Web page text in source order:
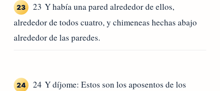
23
23 Y había una pared alrededor de ellos,
alrededor de todos cuatro, y chimeneas hechas abajo
alrededor de las paredes.
24
24 Y díjome: Estos son los aposentos de los